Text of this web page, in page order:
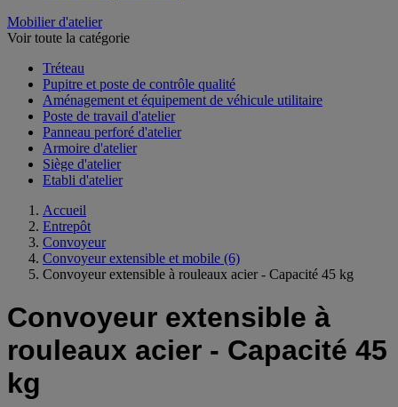
Mobilier d'atelier
Voir toute la catégorie
Tréteau
Pupitre et poste de contrôle qualité
Aménagement et équipement de véhicule utilitaire
Poste de travail d'atelier
Panneau perforé d'atelier
Armoire d'atelier
Siège d'atelier
Etabli d'atelier
Accueil
Entrepôt
Convoyeur
Convoyeur extensible et mobile (6)
Convoyeur extensible à rouleaux acier - Capacité 45 kg
Convoyeur extensible à
rouleaux acier - Capacité 45
kg